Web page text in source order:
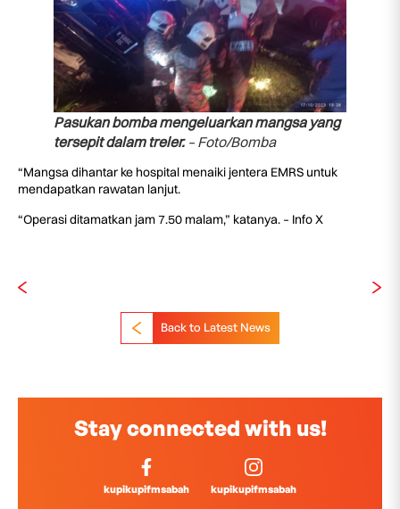
Pasukan bomba mengeluarkan mangsa yang
tersepit dalam treler. – Foto/Bomba
“Mangsa dihantar ke hospital menaiki jentera EMRS untuk
mendapatkan rawatan lanjut.
“Operasi ditamatkan jam 7.50 malam,” katanya. – Info X
Back to Latest News
Stay connected with us!
kupikupifmsabah kupikupifmsabah